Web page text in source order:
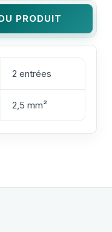
PRODUIT
2 entrées
2,5 mm²